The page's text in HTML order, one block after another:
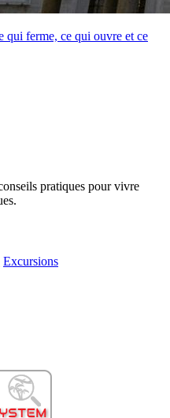
qui ferme, ce qui ouvre et ce
pratiques pour vivre
Excursions